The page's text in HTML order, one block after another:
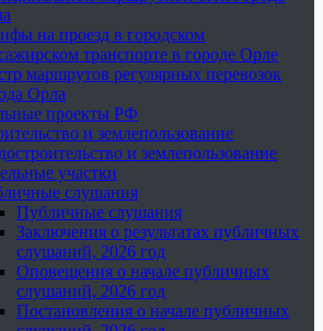
на проезд в городском
транспорте в городе Орле
маршрутов регулярных перевозок
Орла
проекты РФ
и землепользование
и землепользование
участки
слушания
Публичные слушания
Заключения о результатах публичных
слушаний, 2026 год
Оповещения о начале публичных
слушаний, 2026 год
Постановления о начале публичных